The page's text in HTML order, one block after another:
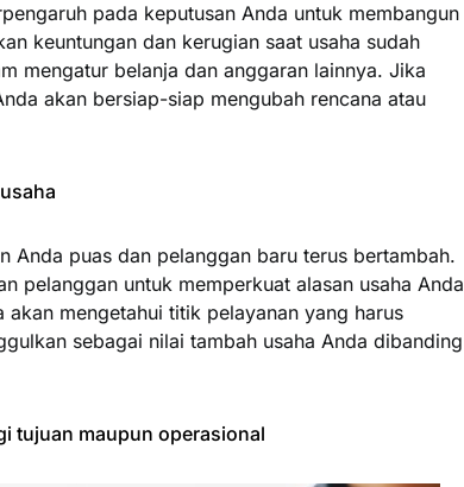
pada keputusan Anda untuk membangun
keuntungan dan kerugian saat usaha sudah
mengatur belanja dan anggaran lainnya. Jika
akan bersiap-siap mengubah rencana atau
Anda puas dan pelanggan baru terus bertambah.
pelanggan untuk memperkuat alasan usaha Anda
mengetahui titik pelayanan yang harus
sebagai nilai tambah usaha Anda dibanding
tujuan maupun operasional